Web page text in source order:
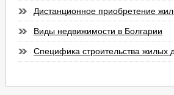
Дистанционное приобретение
Виды недвижимости в Болгарии
Специфика строительства жилых